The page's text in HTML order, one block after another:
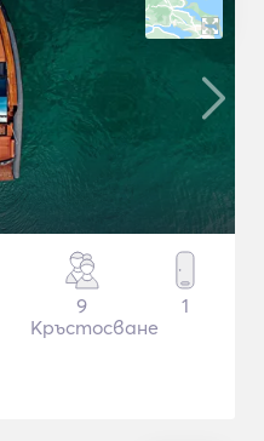
9
Кръстосване
1